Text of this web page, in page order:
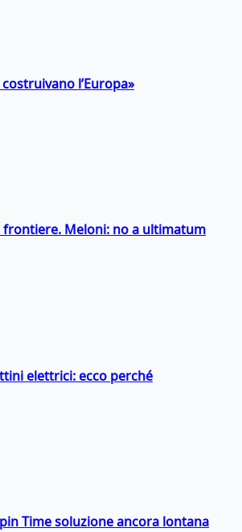
l’Europa»
Meloni: no a ultimatum
elettrici: ecco perché
Time soluzione ancora lontana